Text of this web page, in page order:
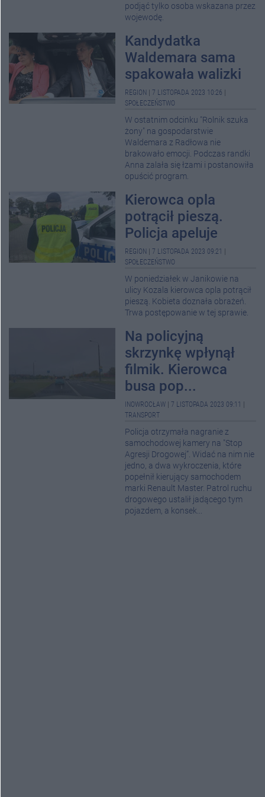
podjąć tylko osoba wskazana przez
wojewodę.
Kandydatka
Waldemara sama
spakowała walizki
REGION 7 LISTOPADA 2023 10:26
SPOŁECZEŃSTWO
W ostatnim odcinku "Rolnik szuka
żony" na gospodarstwie
Waldemara z Radłowa nie
brakowało emocji. Podczas randki
Anna zalała się łzami i postanowiła
opuścić program.
Kierowca opla
potrącił pieszą.
Policja apeluje
REGION 7 LISTOPADA 2023 09:21
SPOŁECZEŃSTWO
W poniedziałek w Janikowie na
ulicy Kozala kierowca opla potrącił
pieszą. Kobieta doznała obrażeń.
Trwa postępowanie w tej sprawie.
Na policyjną
skrzynkę wpłynął
filmik. Kierowca
busa pop...
INOWROCŁAW 7 LISTOPADA 2023 09:11
TRANSPORT
Policja otrzymała nagranie z
samochodowej kamery na "Stop
Agresji Drogowej”. Widać na nim nie
jedno, a dwa wykroczenia, które
popełnił kierujący samochodem
marki Renault Master. Patrol ruchu
drogowego ustalił jadącego tym
pojazdem, a konsek...